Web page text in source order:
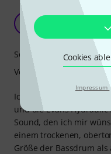
Cookies
Impressum
Super Patch!
JF
Ich spiele seit Jahren
und die Evans
Sound, den ich mir
einem trockenen,
Größe der Bassdrum
Sound
Verarbeitung